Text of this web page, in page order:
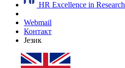
HR Excellence in Research
Webmail
Контакт
Језик